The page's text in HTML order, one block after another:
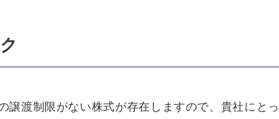
譲渡制限がない株式が存在しますので、貴社にと